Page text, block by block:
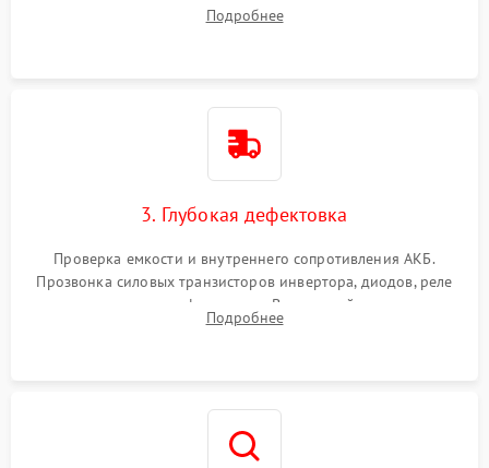
и кистей для предотвращения перегрева и замыканий.
Подробнее
3. Глубокая дефектовка
Проверка емкости и внутреннего сопротивления АКБ.
Прозвонка силовых транзисторов инвертора, диодов, реле
переключения и трансформатора. Визуальный поиск вздутых
конденсаторов и прогаров на печатной плате.
Подробнее